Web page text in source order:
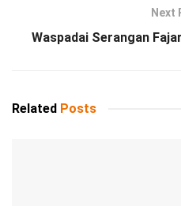
Next
Waspadai Serangan
Related Posts